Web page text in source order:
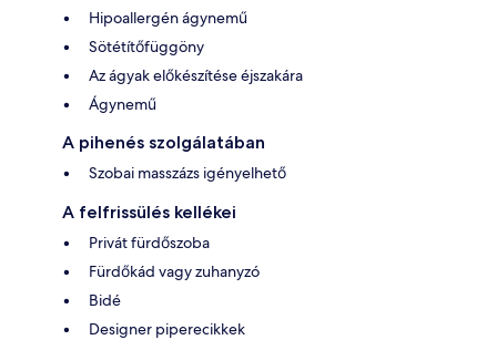
Hipoallergén ágynemű
Sötétítőfüggöny
Az ágyak előkészítése éjszakára
Ágynemű
A pihenés szolgálatában
Szobai masszázs igényelhető
A felfrissülés kellékei
Privát fürdőszoba
Fürdőkád vagy zuhanyzó
Bidé
Designer piperecikkek